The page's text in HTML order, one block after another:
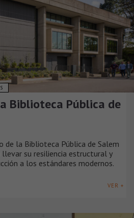
Biblioteca Pública de
de la Biblioteca Pública de Salem
llevar su resiliencia estructural y
a los estándares modernos.
VER +